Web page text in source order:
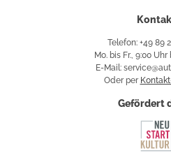
Telefon: +49 89
Mo. bis Fr., 9:00
E-Mail:
Oder per
Gefördert